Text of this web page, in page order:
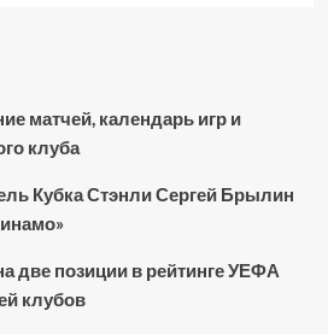
матчей, календарь игр и
клуба
Кубка Стэнли Сергей Брылин
две позиции в рейтинге УЕФА
клубов